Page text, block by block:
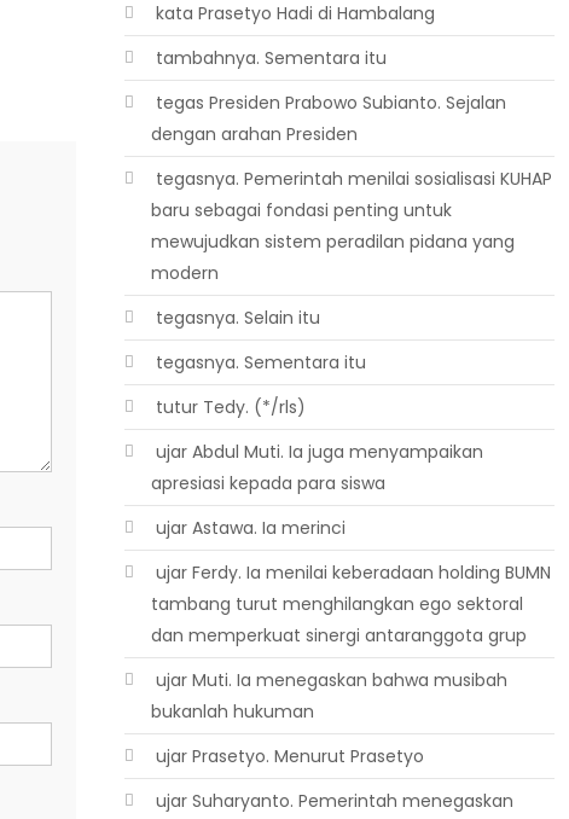
 kata Prasetyo Hadi di Hambalang
 tambahnya. Sementara itu
 tegas Presiden Prabowo Subianto. Sejalan
dengan arahan Presiden
 tegasnya. Pemerintah menilai sosialisasi KUHAP
baru sebagai fondasi penting untuk
mewujudkan sistem peradilan pidana yang
modern
 tegasnya. Selain itu
 tegasnya. Sementara itu
 tutur Tedy. (*/rls)
 ujar Abdul Muti. Ia juga menyampaikan
apresiasi kepada para siswa
 ujar Astawa. Ia merinci
 ujar Ferdy. Ia menilai keberadaan holding BUMN
tambang turut menghilangkan ego sektoral
dan memperkuat sinergi antaranggota grup
 ujar Muti. Ia menegaskan bahwa musibah
bukanlah hukuman
 ujar Prasetyo. Menurut Prasetyo
 ujar Suharyanto. Pemerintah menegaskan